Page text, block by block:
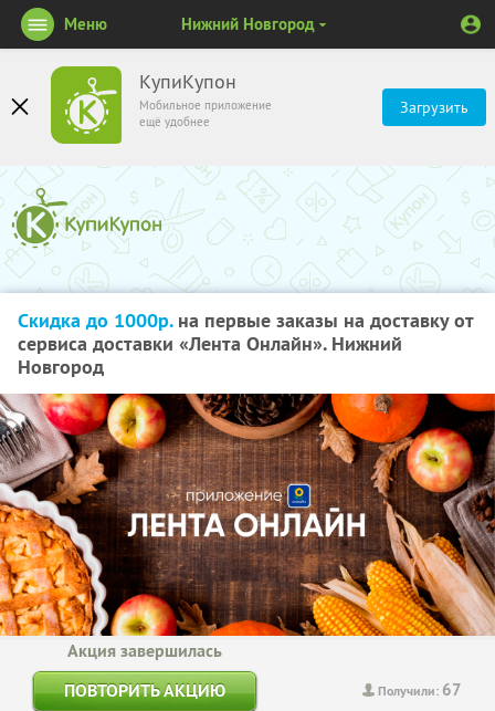
КупиКупон
Мобильное приложение
ещё удобнее
Загрузить
Меню Нижний Новгород
Скидка до 1000р.на первые заказы на доставку от
сервиса доставки «Лента Онлайн». Нижний
Новгород
Получили: 67
Акция завершилась
ПОВТОРИТЬ АКЦИЮ